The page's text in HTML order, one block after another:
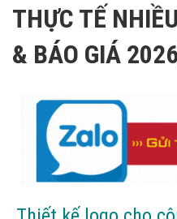
THỰC TẾ
& BÁO GIÁ